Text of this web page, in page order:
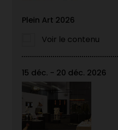
Plein Art 2026
Voir le contenu
15 déc. - 20 déc. 2026